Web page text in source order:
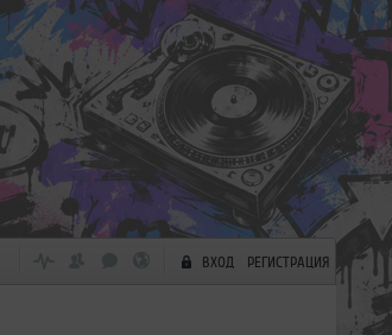
ВХОД РЕГИСТРАЦИЯ